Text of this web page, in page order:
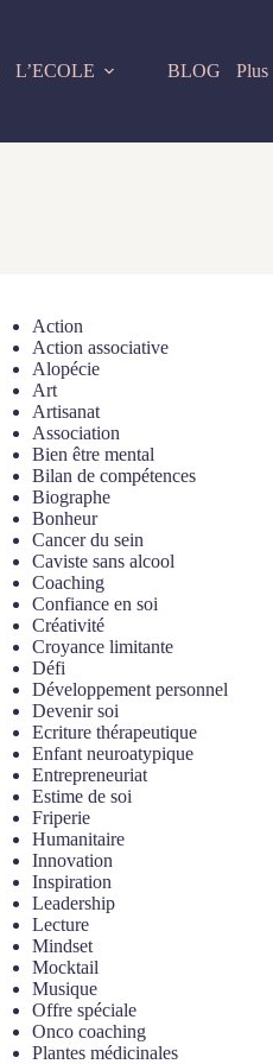
L’ECOLE BLOG Plus
Action
Action associative
Alopécie
Art
Artisanat
Association
Bien être mental
Bilan de compétences
Biographe
Bonheur
Cancer du sein
Caviste sans alcool
Coaching
Confiance en soi
Créativité
Croyance limitante
Défi
Développement personnel
Devenir soi
Ecriture thérapeutique
Enfant neuroatypique
Entrepreneuriat
Estime de soi
Friperie
Humanitaire
Innovation
Inspiration
Leadership
Lecture
Mindset
Mocktail
Musique
Offre spéciale
Onco coaching
Plantes médicinales